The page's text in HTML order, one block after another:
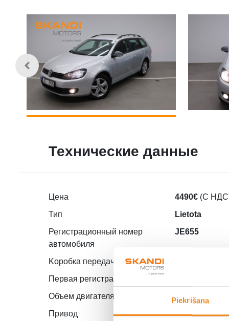
Piekrišana
Технические данные
Цена 4490€(С
Тип
Lietota
Регистрационный номер
автомобиля
JE655
Kоробка передач
Первая регистрация
Объем двигателя
1.6
Привод
Полный